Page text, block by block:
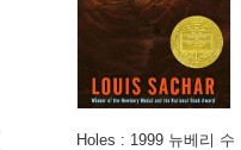
Holes : 1999 뉴베리 수